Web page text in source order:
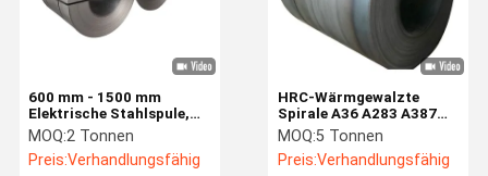
HRC-Wärmgewalzte
Spirale A36 A283 A387
Q235 Q345 S235jr
MOQ:5 Tonnen
Preis:Verhandlungsfähig
600 mm - 1500 mm
Elektrische Stahlspule,
kaltgewalztes, nicht
kornorientiertes Stahl
MOQ:2 Tonnen
Preis:Verhandlungsfähig